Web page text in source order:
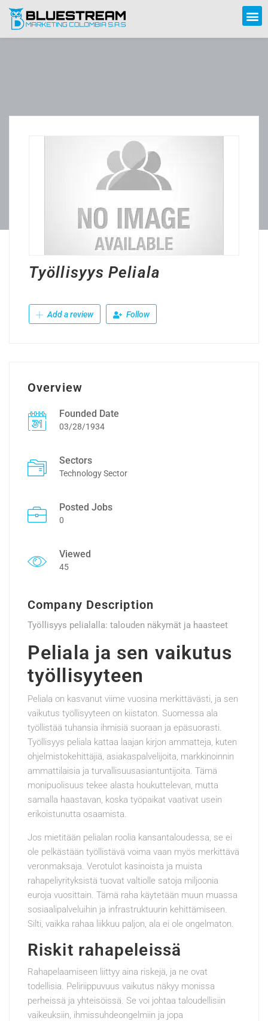
Työllisyys Peliala
Add a review Follow
Overview
Founded Date
03/28/1934
Sectors
Technology Sector
Posted Jobs
0
Viewed
45
Company Description
Työllisyys pelialalla: talouden näkymät ja haasteet
Peliala ja sen vaikutus
työllisyyteen
Peliala on kasvanut viime vuosina merkittävästi, ja sen
vaikutus työllisyyteen on kiistaton. Suomessa ala
työllistää tuhansia ihmisiä suoraan ja epäsuorasti.
Työllisyys peliala kattaa laajan kirjon ammatteja, kuten
ohjelmistokehittäjiä, asiakaspalvelijoita, markkinoinnin
ammattilaisia ja turvallisuusasiantuntijoita. Tämä
monipuolisuus tekee alasta houkuttelevan, mutta
samalla haastavan, koska työpaikat vaativat usein
erikoistunutta osaamista.
Jos mietitään pelialan roolia kansantaloudessa, se ei
ole pelkästään työllistävä voima vaan myös merkittävä
veronmaksaja. Verotulot kasinoista ja muista
rahapeliyrityksistä tuovat valtiolle satoja miljoonia
euroja vuosittain. Tämä raha käytetään muun muassa
sosiaalipalveluihin ja infrastruktuurin kehittämiseen.
Silti, vaikka rahaa liikkuu paljon, ala ei ole ongelmaton.
Riskit rahapeleissä
Rahapelaamiseen liittyy aina riskejä, ja ne ovat
todellisia. Peliriippuvuus vaikutus näkyy monissa
perheissä ja yhteisöissä. Se voi johtaa taloudellisiin
vaikeuksiin, ihmissuhdeongelmiin ja jopa